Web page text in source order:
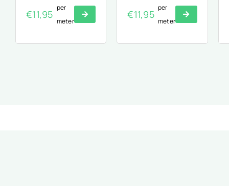
€11,95
per
meter
€11,95
per
meter